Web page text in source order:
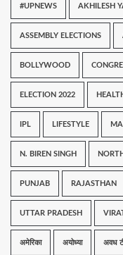
#UPNEWS AKHILESH
ASSEMBLY ELECTIONS
BOLLYWOOD
ELECTION 2022
IPL LIFESTYLE
N. BIREN SINGH
PUNJAB RAJASTHAN
UTTAR PRADESH
अमेरिका अयोध्या अवध